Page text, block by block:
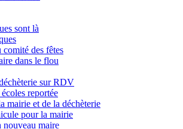
sont là
des fêtes
dans le flou
sur RDV
reportée
mairie et de la déchèterie
pour la mairie
nouveau maire